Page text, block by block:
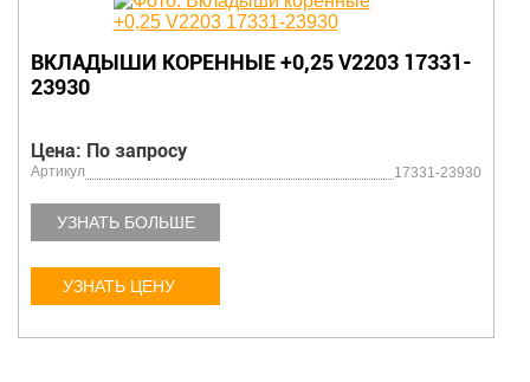
ВКЛАДЫШИ КОРЕННЫЕ +0,25 V2203 17331-
23930
Цена: По запросу
Артикул 17331-23930
УЗНАТЬ БОЛЬШЕ
УЗНАТЬ ЦЕНУ